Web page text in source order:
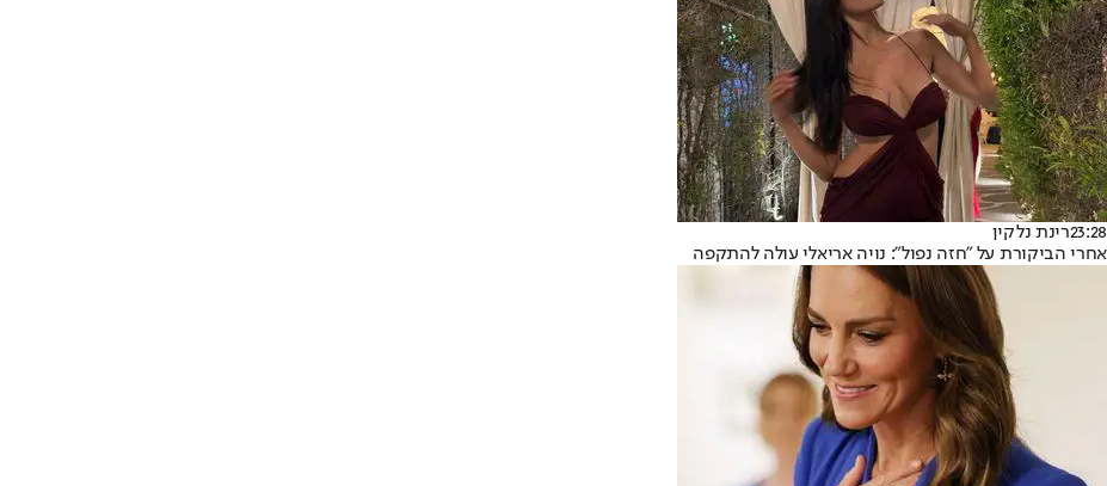
23:28רינת נלקין
אחרי הביקורת על "חזה נפול": נויה אריאלי עולה להתקפה